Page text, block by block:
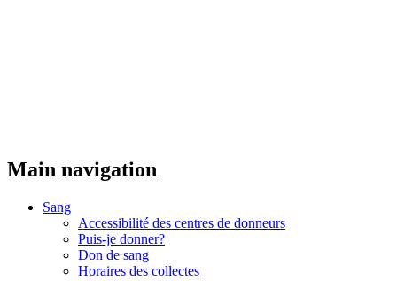
Main navigation
Sang
Accessibilité des centres de donneurs
Puis-je donner?
Don de sang
Horaires des collectes